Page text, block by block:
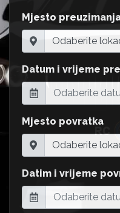
Mjesto
Datum i vrijeme
Mjesto povratka
Datim i vrijeme